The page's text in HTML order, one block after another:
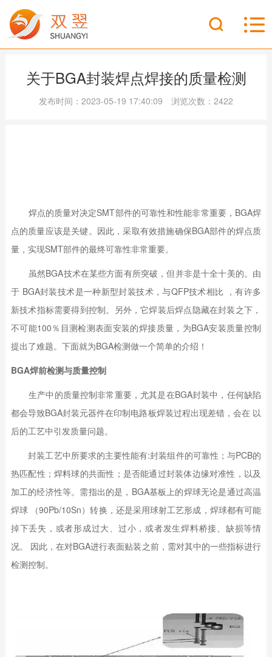
关于BGA封装焊点焊接的质量检测
发布时间：2023-05-19 17:40:09 浏览次数：2422
焊点的质量对决定SMT部件的可靠性和性能非常重要，BGA焊
点的质量应该是关键。因此，采取有效措施确保BGA部件的焊点质
量，实现SMT部件的最终可靠性非常重要。
虽然BGA技术在某些方面有所突破，但并非是十全十美的。由
于 BGA封装技术是一种新型封装技术，与QFP技术相比 ，有许多
新技术指标需要得到控制。另外，它焊装后焊点隐藏在封装之下，
不可能100％目测检测表面安装的焊接质量，为BGA安装质量控制
提出了难题。下面就为BGA检测做一个简单的介绍！
BGA焊前检测与质量控制
生产中的质量控制非常重要，尤其是在BGA封装中，任何缺陷
都会导致BGA封装元器件在印制电路板焊装过程出现差错，会在 以
后的工艺中引发质量问题。
封装工艺中所要求的主要性能有:封装组件的可靠性；与PCB的
热匹配性；焊料球的共面性；是否能通过封装体边缘对准性，以及
加工的经济性等。需指出的是，BGA基板上的焊球无论是通过高温
焊球 （90Pb/10Sn）转换，还是采用球射工艺形成，焊球都有可能
掉下丢失，或者形成过大、过小，或者发生焊料桥接、缺损等情
况。 因此，在对BGA进行表面贴装之前，需对其中的一些指标进行
检测控制。